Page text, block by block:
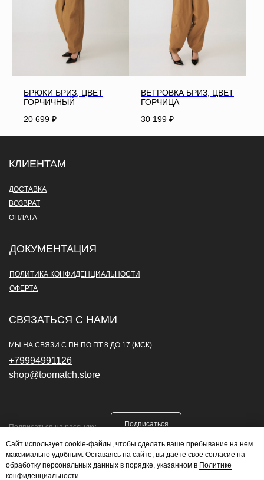
Сайт использует cookie-файлы, чтобы сделать ваше пребывание на нем
максимально удобным. Оставаясь на сайте, вы даете свое согласие на
обработку персональных данных в порядке, указанном в Политике
конфиденциальности.
БРЮКИ БРИЗ, ЦВЕТ
ГОРЧИЧНЫЙ
20 699 ₽
ВЕТРОВКА БРИЗ, ЦВЕТ
ГОРЧИЦА
30 199 ₽
СВЯЗАТЬСЯ С НАМИ
МЫ НА СВЯЗИ С ПН ПО ПТ 8 ДО 17 (МСК)
КЛИЕНТАМ
+79994991126
ДОСТАВКА
ВОЗВРАТ
ПОЛИТИКА КОНФИДЕНЦИАЛЬНОСТИ
ОФЕРТА
Подписаться
Отправляя данные, вы соглашаетесь сполитикой конфиденциальности
ДОКУМЕНТАЦИЯ
ОПЛАТА
shop@toomatch.store